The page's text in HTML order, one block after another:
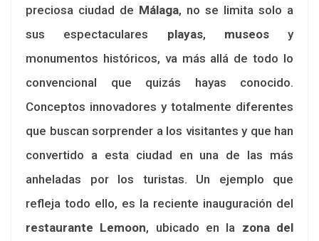
preciosa ciudad de Málaga, no se limita solo a
sus espectaculares playas, museosy
monumentos históricos, va más allá de todo lo
convencional que quizás hayas conocido.
Conceptos innovadores y totalmente diferentes
que buscan sorprender a los visitantes y que han
convertido a esta ciudad en una de las más
anheladas por los turistas. Un ejemplo que
refleja todo ello, es la reciente inauguración del
restaurante Lemoon, ubicado en la zona del